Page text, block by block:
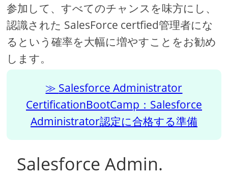
参加して、すべてのチャンスを味方にし、
認識された SalesForce certfied管理者にな
るという確率を大幅に増やすことをお勧め
します。
Salesforce Administrator
CertificationBootCamp：Salesforce
Administrator認定に合格する準備
Salesforce Admin.